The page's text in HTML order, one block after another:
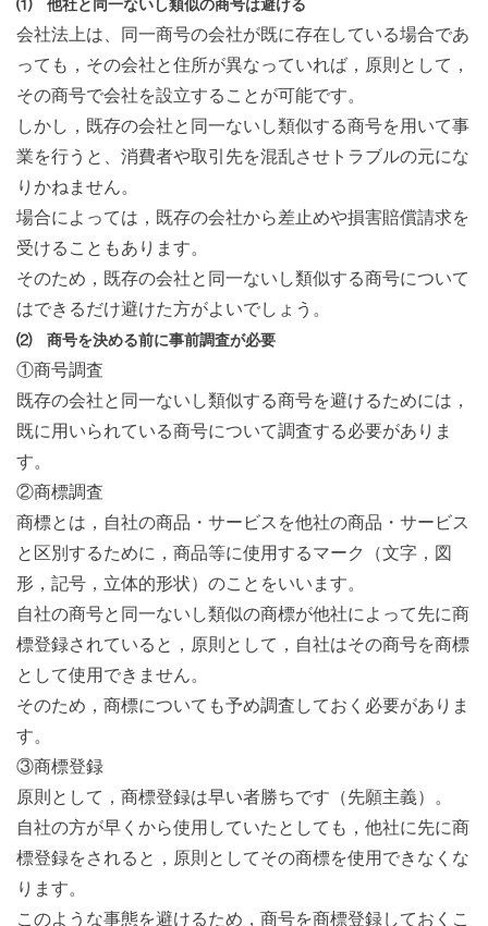
⑴ 他社と同一ないし類似の商号は避ける
会社法上は、同一商号の会社が既に存在している場合であ
っても，その会社と住所が異なっていれば，原則として，
その商号で会社を設立することが可能です。
しかし，既存の会社と同一ないし類似する商号を用いて事
業を行うと、消費者や取引先を混乱させトラブルの元にな
りかねません。
場合によっては，既存の会社から差止めや損害賠償請求を
受けることもあります。
そのため，既存の会社と同一ないし類似する商号について
はできるだけ避けた方がよいでしょう。
⑵ 商号を決める前に事前調査が必要
①商号調査
既存の会社と同一ないし類似する商号を避けるためには，
既に用いられている商号について調査する必要がありま
す。
②商標調査
商標とは，自社の商品・サービスを他社の商品・サービス
と区別するために，商品等に使用するマーク（文字，図
形，記号，立体的形状）のことをいいます。
自社の商号と同一ないし類似の商標が他社によって先に商
標登録されていると，原則として，自社はその商号を商標
として使用できません。
そのため，商標についても予め調査しておく必要がありま
す。
③商標登録
原則として，商標登録は早い者勝ちです（先願主義）。
自社の方が早くから使用していたとしても，他社に先に商
標登録をされると，原則としてその商標を使用できなくな
ります。
このような事態を避けるため，商号を商標登録しておくこ